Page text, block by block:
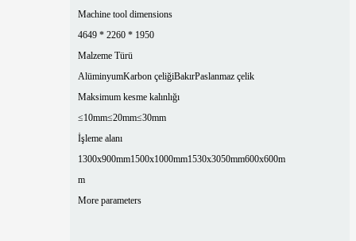
Machine tool dimensions
4649 * 2260 * 1950
Malzeme Türü
AlüminyumKarbon çeliğiBakırPaslanmaz çelik
Maksimum kesme kalınlığı
≤10mm≤20mm≤30mm
İşleme alanı
1300x900mm1500x1000mm1530x3050mm600x600m
m
More parameters